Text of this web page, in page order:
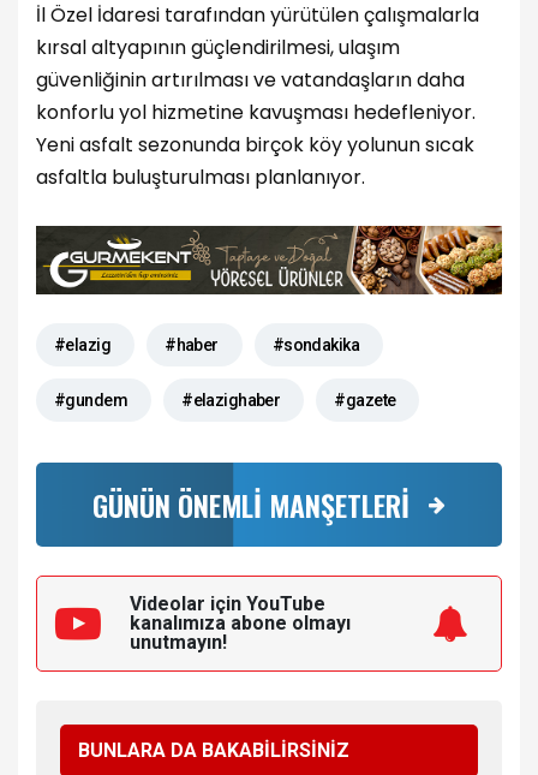
İl Özel İdaresi tarafından yürütülen çalışmalarla
kırsal altyapının güçlendirilmesi, ulaşım
güvenliğinin artırılması ve vatandaşların daha
konforlu yol hizmetine kavuşması hedefleniyor.
Yeni asfalt sezonunda birçok köy yolunun sıcak
asfaltla buluşturulması planlanıyor.
#elazig #haber #sondakika
#gundem #elazighaber #gazete
GÜNÜN ÖNEMLİ MANŞETLERİ
Videolar için YouTube
kanalımıza abone olmayı
unutmayın!
BUNLARA DA BAKABİLİRSİNİZ